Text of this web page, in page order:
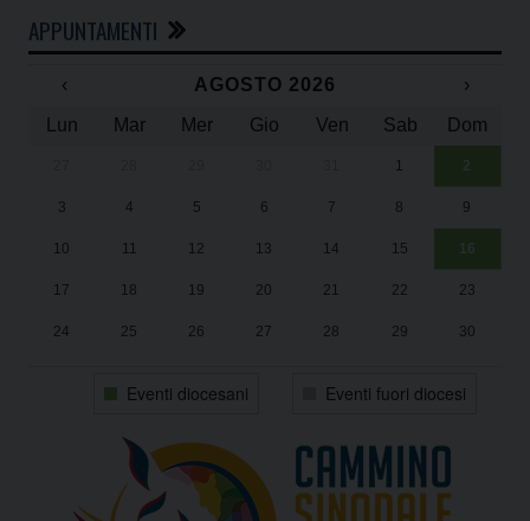
APPUNTAMENTI
‹ AGOSTO 2026
›
Lun
Mar Mer Gio Ven Sab Dom
1 2
3 4 5 6 7 8 9
10 11 12 13 14 15 16
17 18 19 20 21 22 23
24 25 26 27 28 29 30
Eventi diocesani Eventi fuori diocesi